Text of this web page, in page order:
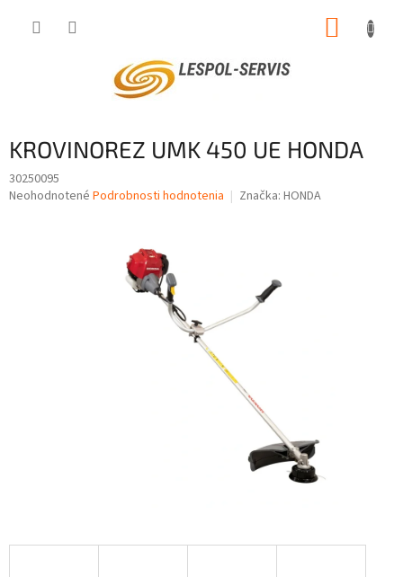
KROVINOREZ UMK 450 UE HONDA
30250095
Priemerné
Neohodnotené Podrobnosti hodnotenia Značka: HONDA